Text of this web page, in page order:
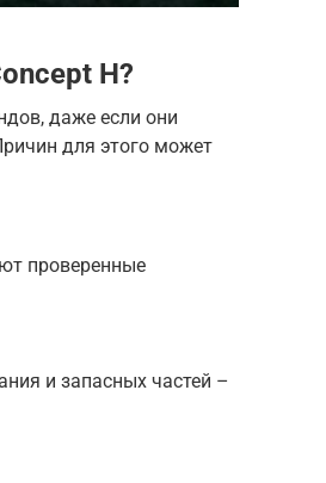
H?
даже если они
для этого может
проверенные
и запасных частей –